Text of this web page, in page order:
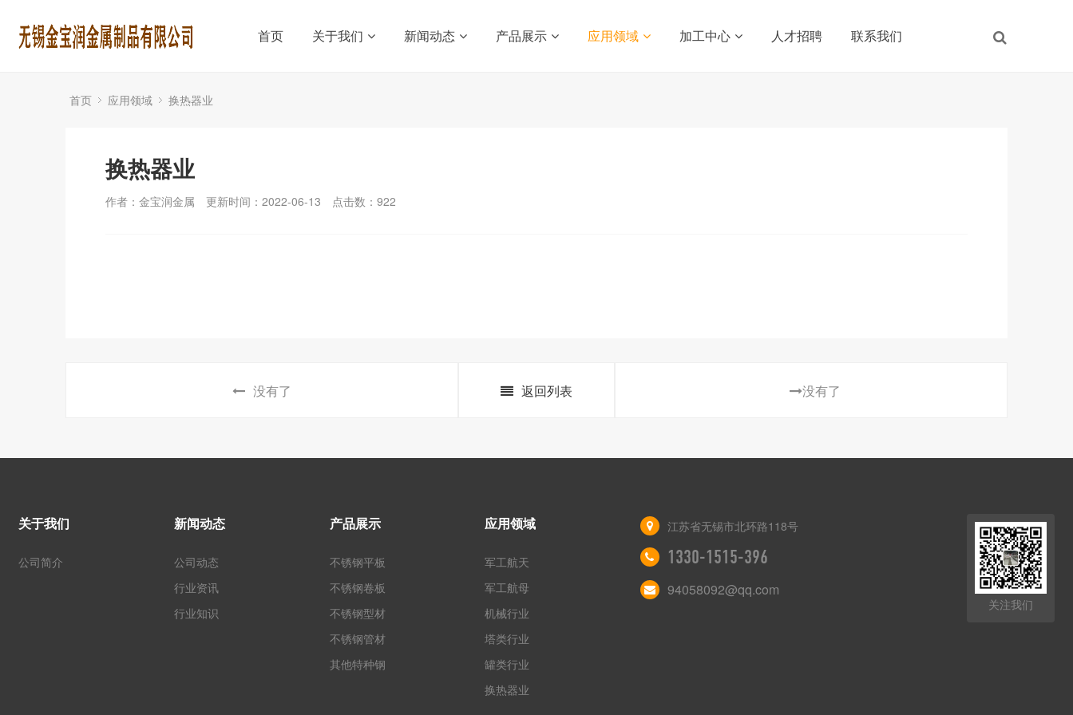
首页 关于我们 新闻动态 产品展示 应用领域 加工中心 人才招聘 联系我们
首页 应用领域 换热器业
换热器业
作者：金宝润金属 更新时间：2022-06-13 点击数： 922
没有了 返回列表 没有了
关于我们
公司简介
新闻动态
公司动态
行业资讯
行业知识
产品展示
不锈钢平板
不锈钢卷板
不锈钢型材
不锈钢管材
其他特种钢
应用领域
军工航天
军工航母
机械行业
塔类行业
罐类行业
换热器业
江苏省无锡市北环路118号
1330-1515-396
94058092@qq.com
关注我们